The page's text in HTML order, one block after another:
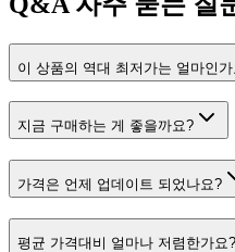
이 상품의 역대 최저가는 얼마인
지금 구매하는 게 좋을까요?
가격은 언제 업데이트 되었나요?
평균 가격대비 얼마나 저렴한가요?